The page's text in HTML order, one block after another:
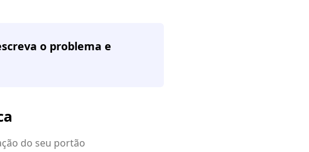
o problema e
do seu portão